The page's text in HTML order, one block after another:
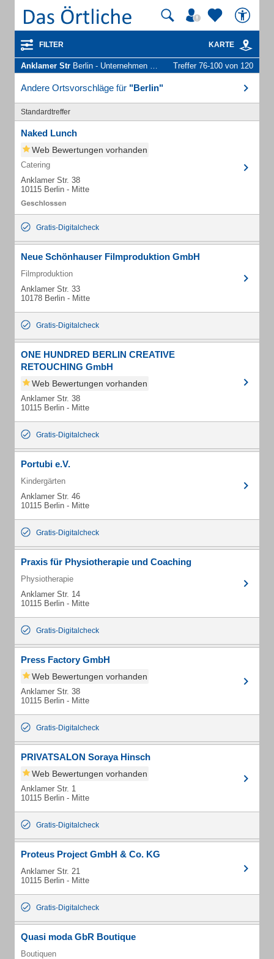
FILTER KARTE
Anklamer Str Berlin - Unternehmen und Personen Treffer 76-100 von 120
Andere Ortsvorschläge für "Berlin"
Standardtreffer
Naked Lunch
Web Bewertungen vorhanden
Catering
Anklamer Str. 38
10115 Berlin - Mitte
Gratis-Digitalcheck
Neue Schönhauser Filmproduktion GmbH
Filmproduktion
Anklamer Str. 33
10178 Berlin - Mitte
Gratis-Digitalcheck
ONE HUNDRED BERLIN CREATIVE
RETOUCHING GmbH
Web Bewertungen vorhanden
Anklamer Str. 38
10115 Berlin - Mitte
Gratis-Digitalcheck
Portubi e.V.
Kindergärten
Anklamer Str. 46
10115 Berlin - Mitte
Gratis-Digitalcheck
Praxis für Physiotherapie und Coaching
Physiotherapie
Anklamer Str. 14
10115 Berlin - Mitte
Gratis-Digitalcheck
Press Factory GmbH
Web Bewertungen vorhanden
Anklamer Str. 38
10115 Berlin - Mitte
Gratis-Digitalcheck
PRIVATSALON Soraya Hinsch
Web Bewertungen vorhanden
Anklamer Str. 1
10115 Berlin - Mitte
Gratis-Digitalcheck
Proteus Project GmbH & Co. KG
Anklamer Str. 21
10115 Berlin - Mitte
Gratis-Digitalcheck
Quasi moda GbR Boutique
Boutiquen